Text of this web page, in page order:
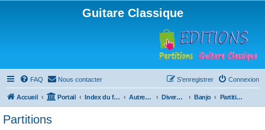
Guitare Classique
FAQ Nous contacter Connexion
S’enregistrer
Accueil Portail Index du forum Autres instruments à cordes pincées, ou styles Divers instruments Banjo Partitions
Partitions